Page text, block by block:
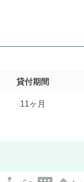
貸付期間
11ヶ月